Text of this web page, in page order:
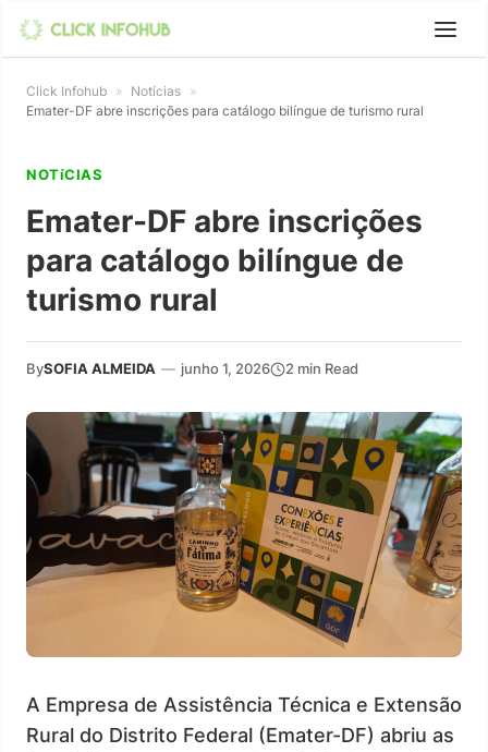
Click Infohub » Notícias »
Emater-DF abre inscrições para catálogo bilíngue de turismo rural
NOTíCIAS
Emater-DF abre inscrições
para catálogo bilíngue de
turismo rural
BySOFIA ALMEIDA — junho 1, 2026 2 min Read
A Empresa de Assistência Técnica e Extensão
Rural do Distrito Federal (Emater-DF) abriu as